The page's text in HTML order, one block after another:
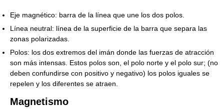
Eje magnético: barra de la línea que une los dos polos.
Línea neutral: línea de la superficie de la barra que separa las
zonas polarizadas.
Polos: los dos extremos del imán donde las fuerzas de atracción
son más intensas. Estos polos son, el polo norte y el polo sur; (no
deben confundirse con positivo y negativo) los polos iguales se
repelen y los diferentes se atraen.
Magnetismo